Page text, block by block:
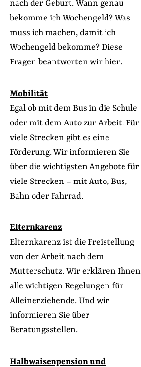
nach der Geburt. Wann genau
bekomme ich Wochengeld? Was
muss ich machen, damit ich
Wochengeld bekomme? Diese
Fragen beantworten wir hier.
Mobilität
Egal ob mit dem Bus in die Schule
oder mit dem Auto zur Arbeit. Für
viele Strecken gibt es eine
Förderung. Wir informieren Sie
über die wichtigsten Angebote für
viele Strecken – mit Auto, Bus,
Bahn oder Fahrrad.
Elternkarenz
Elternkarenz ist die Freistellung
von der Arbeit nach dem
Mutterschutz. Wir erklären Ihnen
alle wichtigen Regelungen für
Alleinerziehende. Und wir
informieren Sie über
Beratungsstellen.
Halbwaisenpension und